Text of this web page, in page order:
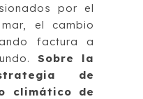
por el
el cambio
factura a
Sobre la
de
climático de